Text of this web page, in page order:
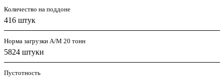
Количество на поддоне
416 штук
Норма загрузки А/М 20 тонн
5824 штуки
Пустотность